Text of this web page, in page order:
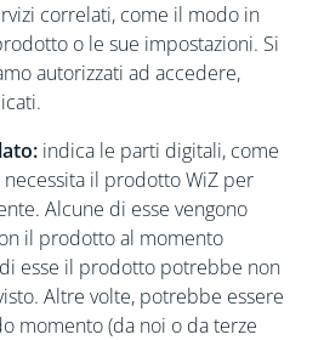
correlati, come il modo in
o le sue impostazioni. Si
autorizzati ad accedere,
indica le parti digitali, come
il prodotto WiZ per
Alcune di esse vengono
il prodotto al momento
esse il prodotto potrebbe non
Altre volte, potrebbe essere
momento (da noi o da terze